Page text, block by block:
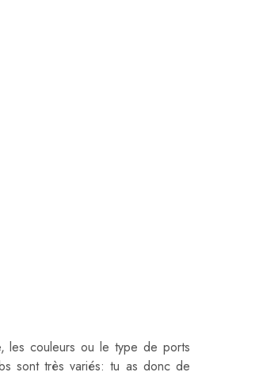
les couleurs ou le type de ports
sont très variés: tu as donc de